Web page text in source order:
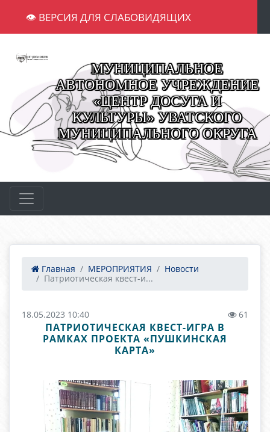
👁 ВЕРСИЯ ДЛЯ СЛАБОВИДЯЩИХ
МУНИЦИПАЛЬНОЕ
АВТОНОМНОЕ УЧРЕЖДЕНИЕ
«ЦЕНТР ДОСУГА И
КУЛЬТУРЫ» УВАТСКОГО
МУНИЦИПАЛЬНОГО ОКРУГА
Главная МЕРОПРИЯТИЯ
Новости
Патриотическая квест-и...
18.05.2023 10:40 61
ПАТРИОТИЧЕСКАЯ КВЕСТ-ИГРА В
РАМКАХ ПРОЕКТА «ПУШКИНСКАЯ
КАРТА»